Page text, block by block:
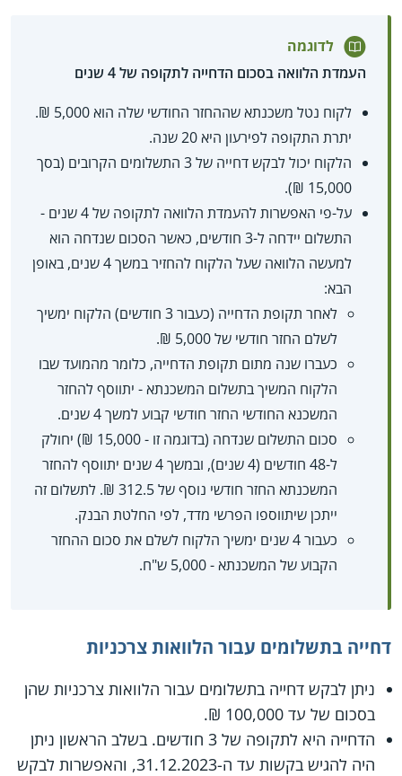
לדוגמה
העמדת הלוואה בסכום הדחייה לתקופה של 4 שנים
לקוח נטל משכנתא שההחזר החודשי שלה הוא 5,000 ₪.
יתרת התקופה לפירעון היא 20 שנה.
הלקוח יכול לבקש דחייה של 3 התשלומים הקרובים (בסך
15,000 ₪).
על-פי האפשרות להעמדת הלוואה לתקופה של 4 שנים -
התשלום יידחה ל-3 חודשים, כאשר הסכום שנדחה הוא
למעשה הלוואה שעל הלקוח להחזיר במשך 4 שנים, באופן
הבא:
לאחר תקופת הדחייה (כעבור 3 חודשים) הלקוח ימשיך
לשלם החזר חודשי של 5,000 ₪.
כעברו שנה מתום תקופת הדחייה, כלומר מהמועד שבו
הלקוח המשיך בתשלום המשכנתא - יתווסף להחזר
המשכנא החודשי החזר חודשי קבוע למשך 4 שנים.
סכום התשלום שנדחה (בדוגמה זו - 15,000 ₪) יחולק
ל-48 חודשים (4 שנים), ובמשך 4 שנים יתווסף להחזר
המשכנתא החזר חודשי נוסף של 312.5 ₪. לתשלום זה
ייתכן שיתווספו הפרשי מדד, לפי החלטת הבנק.
כעבור 4 שנים ימשיך הלקוח לשלם את סכום ההחזר
הקבוע של המשכנתא - 5,000 ש"ח.
דחייה בתשלומים עבור הלוואות צרכניות
ניתן לבקש דחייה בתשלומים עבור הלוואות צרכניות שהן
בסכום של עד 100,000 ₪.
הדחייה היא לתקופה של 3 חודשים. בשלב הראשון ניתן
היה להגיש בקשות עד ה-31.12.2023, והאפשרות לבקש